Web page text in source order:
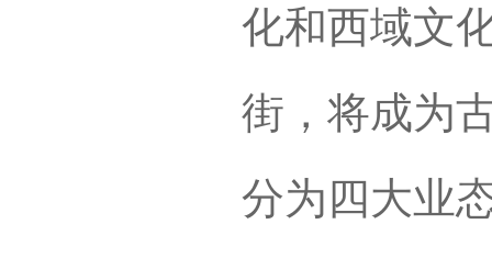
化和西域文
街，将成为
分为四大业